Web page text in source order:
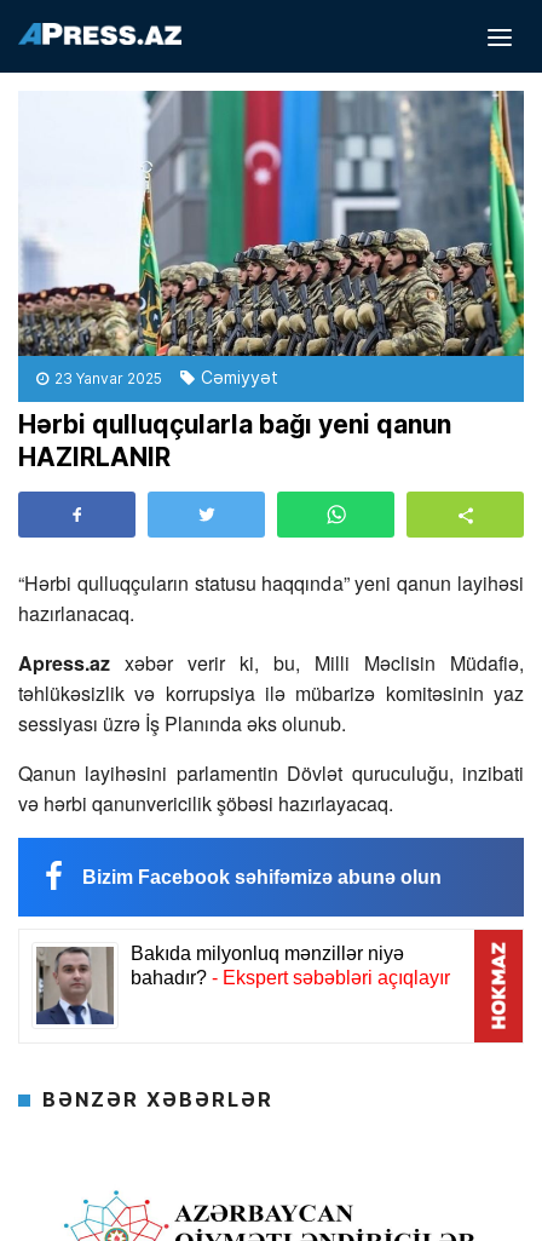
23 Yanvar 2025 Cəmiyyət
Hərbi qulluqçularla bağı yeni qanun
HAZIRLANIR
“Hərbi qulluqçuların statusu haqqında” yeni qanun layihəsi
hazırlanacaq.
Apress.az xəbər verir ki, bu, Milli Məclisin Müdafiə,
təhlükəsizlik və korrupsiya ilə mübarizə komitəsinin yaz
sessiyası üzrə İş Planında əks olunub.
Qanun layihəsini parlamentin Dövlət quruculuğu, inzibati
və hərbi qanunvericilik şöbəsi hazırlayacaq.
Bizim Facebook səhifəmizə abunə olun
BƏNZƏR XƏBƏRLƏR